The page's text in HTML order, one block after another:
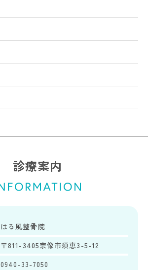
診療案内
はる風整骨院
〒811-3405宗像市須恵3-5-12
0940-33-7050